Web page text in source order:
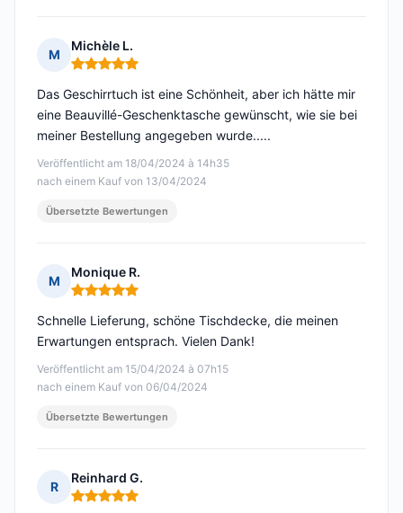
M
Michèle L.
Hinweis: 5 von 5
Veröffentlicht am 18/04/2024 à 14h35
nach einem Kauf von 13/04/2024
Das Geschirrtuch ist eine Schönheit, aber ich hätte mir
eine Beauvillé-Geschenktasche gewünscht, wie sie bei
meiner Bestellung angegeben wurde.....
Übersetzte Bewertungen
M
Monique R.
Hinweis: 5 von 5
Veröffentlicht am 15/04/2024 à 07h15
nach einem Kauf von 06/04/2024
Schnelle Lieferung, schöne Tischdecke, die meinen
Erwartungen entsprach. Vielen Dank!
Übersetzte Bewertungen
R
Reinhard G.
Hinweis: 5 von 5